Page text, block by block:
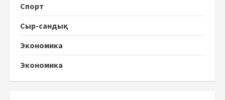
Спорт
Сыр-сандық
Экономика
Экономика